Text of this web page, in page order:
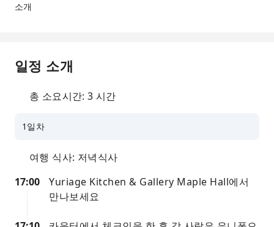
소개
일정 소개
총 소요시간: 3 시간
1일차
여행 식사: 저녁식사
17:00
Yuriage Kitchen & Gallery Maple Hall에서
만나보세요